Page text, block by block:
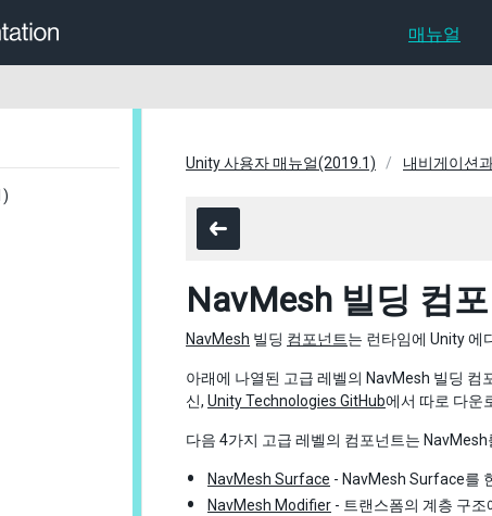
매뉴얼
Unity 사용자 매뉴얼(2019.1) 내비게이션
NavMesh 빌딩 컴
NavMesh 빌딩 컴포넌트는 런타임에 Unity 에
아래에 나열된 고급 레벨의 NavMesh 빌딩 컴
신, Unity Technologies GitHub에서 따로 다운
다음 4가지 고급 레벨의 컴포넌트는
NavMesh Surface - NavMesh Surface를
NavMesh Modifier - 트랜스폼의 계층 구